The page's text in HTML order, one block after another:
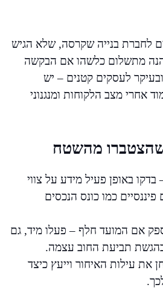
לחברת בנייה שקרסה, שלא הגיש
מתשלום כלשהו אם הבקשה
לעסקים קטנים – יש
אחרי מצב הלקוחות ומנגנוני
מהשטח
באופן פעיל מידע על צווי
כמו כונס הנכסים
אם המועד חלף – פעלו מיד, גם
תביעת החוב עצמה.
את עילות האיחור וייעץ כיצד